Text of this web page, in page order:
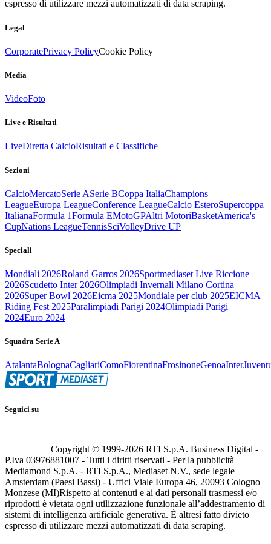
espresso di utilizzare mezzi automatizzati di data scraping.
Legal
CorporatePrivacy PolicyCookie Policy
Media
VideoFoto
Live e Risultati
LiveDiretta CalcioRisultati e Classifiche
Sezioni
CalcioMercatoSerie ASerie BCoppa ItaliaChampions
LeagueEuropa LeagueConference LeagueCalcio EsteroSupercoppa
ItalianaFormula 1Formula EMotoGPAltri MotoriBasketAmerica's
CupNations LeagueTennisSciVolleyDrive UP
Speciali
Mondiali 2026Roland Garros 2026Sportmediaset Live Riccione
2026Scudetto Inter 2026Olimpiadi Invernali Milano Cortina
2026Super Bowl 2026Eicma 2025Mondiale per club 2025EICMA
Riding Fest 2025Paralimpiadi Parigi 2024Olimpiadi Parigi
2024Euro 2024
Squadra Serie A
AtalantaBolognaCagliariComoFiorentinaFrosinoneGenoaInter
Seguici su
Copyright © 1999-2026 RTI S.p.A. Business Digital -
P.Iva 03976881007 - Tutti i diritti riservati - Per la pubblicità
Mediamond S.p.A. - RTI S.p.A., Mediaset N.V., sede legale
Amsterdam (Paesi Bassi) - Uffici Viale Europa 46, 20093 Cologno
Monzese (MI)Rispetto ai contenuti e ai dati personali trasmessi e/o
riprodotti è vietata ogni utilizzazione funzionale all’addestramento di
sistemi di intelligenza artificiale generativa. È altresì fatto divieto
espresso di utilizzare mezzi automatizzati di data scraping.